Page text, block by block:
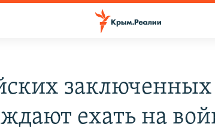
заключенных
ехать на